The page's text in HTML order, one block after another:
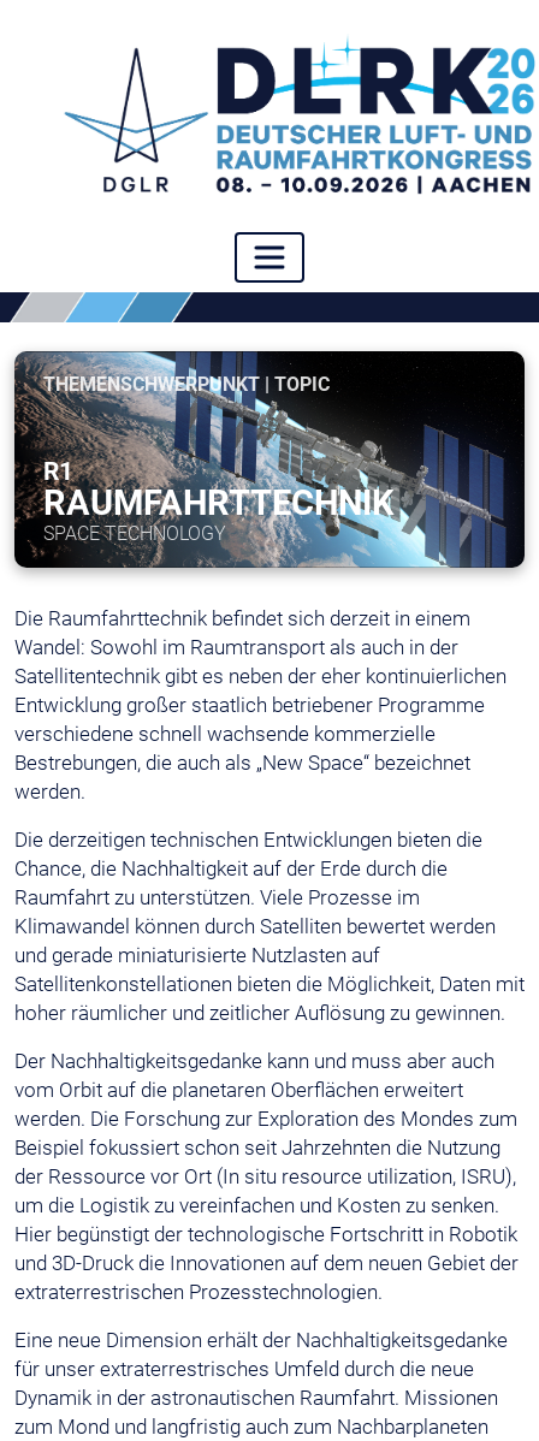
THEMENSCHWERPUNKT | TOPIC
R1
RAUMFAHRTTECHNIK
SPACE TECHNOLOGY
Die Raumfahrttechnik befindet sich derzeit in einem
Wandel: Sowohl im Raumtransport als auch in der
Satellitentechnik gibt es neben der eher kontinuierlichen
Entwicklung großer staatlich betriebener Programme
verschiedene schnell wachsende kommerzielle
Bestrebungen, die auch als „New Space“ bezeichnet
werden.
Die derzeitigen technischen Entwicklungen bieten die
Chance, die Nachhaltigkeit auf der Erde durch die
Raumfahrt zu unterstützen. Viele Prozesse im
Klimawandel können durch Satelliten bewertet werden
und gerade miniaturisierte Nutzlasten auf
Satellitenkonstellationen bieten die Möglichkeit, Daten mit
hoher räumlicher und zeitlicher Auflösung zu gewinnen.
Der Nachhaltigkeitsgedanke kann und muss aber auch
vom Orbit auf die planetaren Oberflächen erweitert
werden. Die Forschung zur Exploration des Mondes zum
Beispiel fokussiert schon seit Jahrzehnten die Nutzung
der Ressource vor Ort (In situ resource utilization, ISRU),
um die Logistik zu vereinfachen und Kosten zu senken.
Hier begünstigt der technologische Fortschritt in Robotik
und 3D-Druck die Innovationen auf dem neuen Gebiet der
extraterrestrischen Prozesstechnologien.
Eine neue Dimension erhält der Nachhaltigkeitsgedanke
für unser extraterrestrisches Umfeld durch die neue
Dynamik in der astronautischen Raumfahrt. Missionen
zum Mond und langfristig auch zum Nachbarplaneten